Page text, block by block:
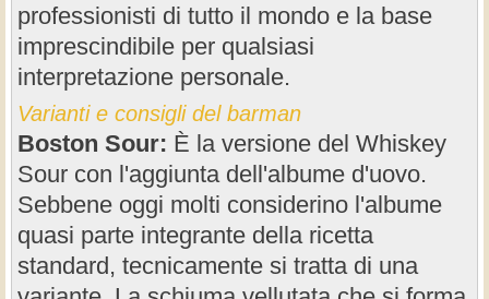
professionisti di tutto il mondo e la base
imprescindibile per qualsiasi
interpretazione personale.
Varianti e consigli del barman
Boston Sour: È la versione del Whiskey
Sour con l'aggiunta dell'albume d'uovo.
Sebbene oggi molti considerino l'albume
quasi parte integrante della ricetta
standard, tecnicamente si tratta di una